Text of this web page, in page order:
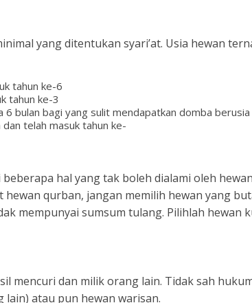
yang ditentukan syari’at. Usia hewan
tahun ke-6
tahun ke-3
bulan bagi yang sulit mendapatkan domba berusia
telah masuk tahun ke-
beberapa hal yang tak boleh dialami oleh
qurban, jangan memilih hewan yang
mempunyai sumsum tulang. Pilihlah hewan
mencuri dan milik orang lain. Tidak sah
atau pun hewan warisan.